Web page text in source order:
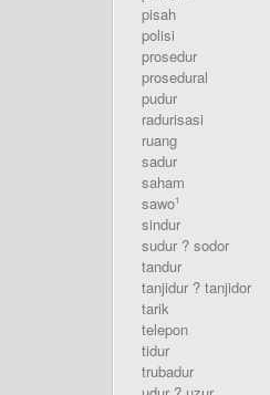
pisah
polisi
prosedur
prosedural
pudur
radurisasi
ruang
sadur
saham
sawo1
sindur
sudur ? sodor
tandur
tanjidur ? tanjidor
tarik
telepon
tidur
trubadur